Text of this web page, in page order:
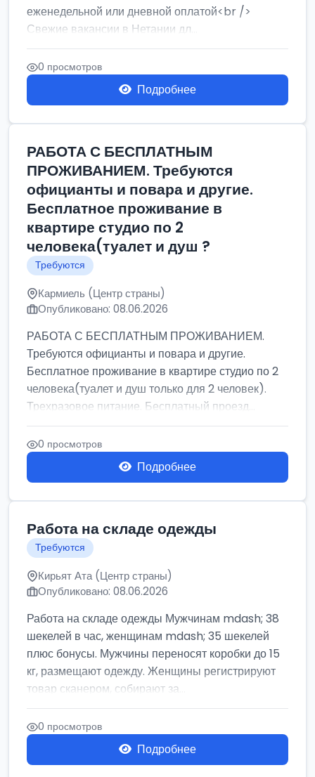
еженедельной или дневной оплатой<br />
Свежие вакансии в Нетании дл...
0 просмотров
Подробнее
РАБОТА С БЕСПЛАТНЫМ
ПРОЖИВАНИЕМ. Требуются
официанты и повара и другие.
Бесплатное проживание в
квартире студио по 2
человека(туалет и душ ?
Требуются
Кармиель (Центр страны)
Опубликовано: 08.06.2026
РАБОТА С БЕСПЛАТНЫМ ПРОЖИВАНИЕМ.
Требуются официанты и повара и другие.
Бесплатное проживание в квартире студио по 2
человека(туалет и душ только для 2 человек).
Трехразовое питание. Бесплатный проезд...
0 просмотров
Подробнее
Работа на складе одежды
Требуются
Кирьят Ата (Центр страны)
Опубликовано: 08.06.2026
Работа на складе одежды Мужчинам mdash; 38
шекелей в час, женщинам mdash; 35 шекелей
плюс бонусы. Мужчины переносят коробки до 15
кг, размещают одежду. Женщины регистрируют
товар сканером, собирают за...
0 просмотров
Подробнее